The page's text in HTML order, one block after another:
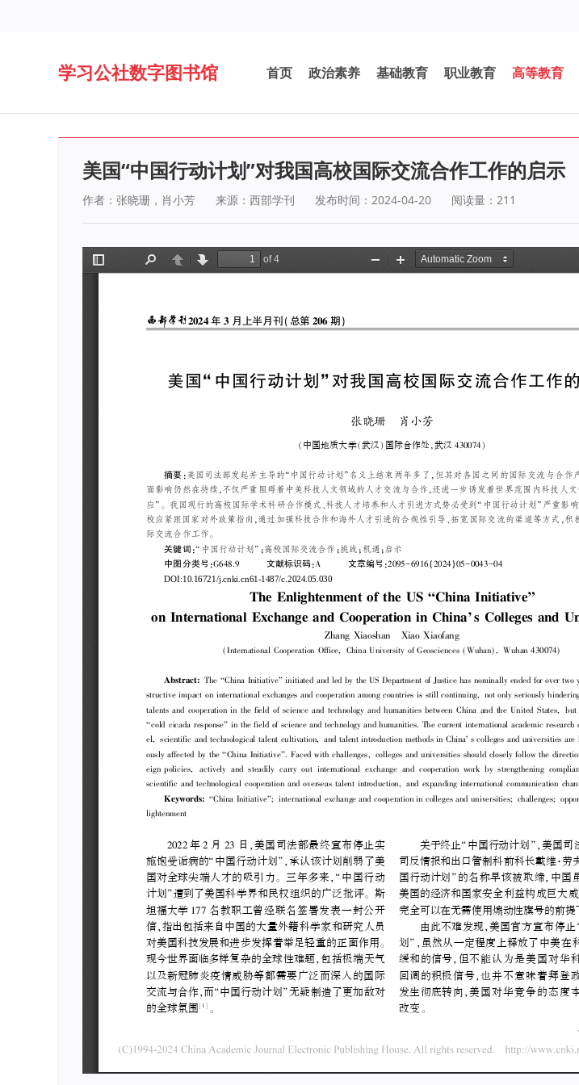
学习公社数字图书馆 首页 政治素养 基础教育 职业教育 高等教育
美国“中国行动计划”对我国高校国际交流合作工作的启示
作者：张晓珊，肖小芳 来源：西部学刊 发布时间：2024-04-20 阅读量： 211